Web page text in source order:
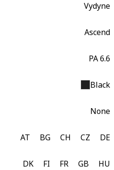
Vydyne
Ascend
PA 6.6
Black
None
AT BG CH CZ DE
DK FI FR GB HU